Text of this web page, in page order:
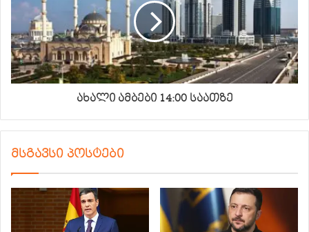
ახალი ამბები 14:00 საათზე
მსგავსი პოსტები